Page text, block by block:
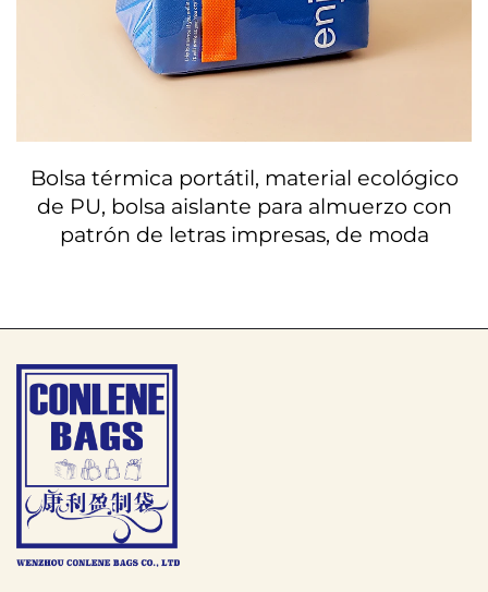
Bolsa térmica portátil, material ecológico
de PU, bolsa aislante para almuerzo con
patrón de letras impresas, de moda